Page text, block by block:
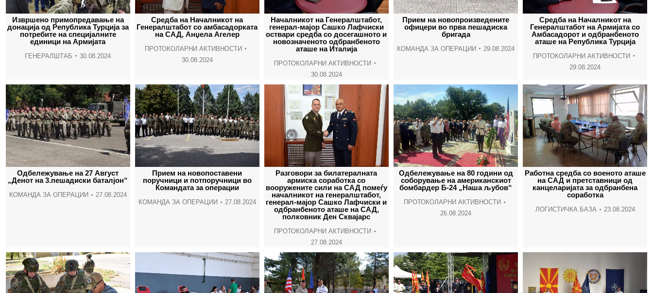
window
Извршено примопредавање на
донација од Република Турција за
потребите на специјалните
единици на Армијата
ГЕНЕРАЛШТАБ 30.08.2024
Средба на Началникот на
Генералштабот со амбасадорката
на САД, Анџела Агелер
ПРОТОКОЛАРНИ АКТИВНОСТИ
30.08.2024
Началникот на Генералштабот,
генерал-мајор Сашко Лафчиски
оствари средба со досегашното и
новозначеното одбранбеното
аташе на Италија
ПРОТОКОЛАРНИ АКТИВНОСТИ
30.08.2024
Прием на новопроизведените
офицери во прва пешадиска
бригада
КОМАНДА ЗА ОПЕРАЦИИ 29.08.2024
Средба на Началникот на
Генералштабот на Армијата со
Амбасадорот и одбранбеното
аташе на Република Турција
ПРОТОКОЛАРНИ АКТИВНОСТИ
29.08.2024
Одбележување на 27 Август
„Денот на 3.пешадиски баталјон“
КОМАНДА ЗА ОПЕРАЦИИ 27.08.2024
Прием на новопоставени
поручници и потпоручници во
Командата за операции
КОМАНДА ЗА ОПЕРАЦИИ 27.08.2024
Разговори за билатералната
армиска соработка со
вооружените сили на САД помеѓу
началникот на генералштабот,
генерал-мајор Сашко Лафчиски и
одбранбеното аташе на САД,
полковник Ден Сквајарс
ПРОТОКОЛАРНИ АКТИВНОСТИ
27.08.2024
Одбележување на 80 години од
соборување на американскиот
бомбардер Б-24 „Наша љубов“
ПРОТОКОЛАРНИ АКТИВНОСТИ
26.08.2024
Работна средба со военото аташе
на САД и претставници од
канцеларијата за одбранбена
соработка
ЛОГИСТИЧКА БАЗА 23.08.2024